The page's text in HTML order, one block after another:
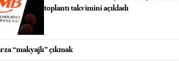
toplantı takvimini açıkladı
“makyajlı” çıkmak